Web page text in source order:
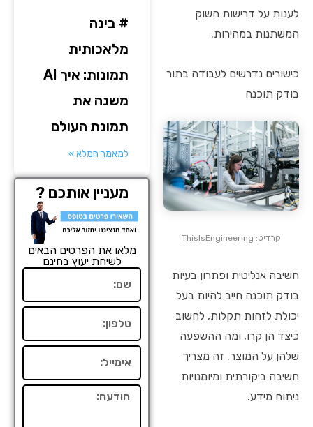
לענות על דרישות השוק
המשתנות במהירות.
כישורים נדרשים לעבודה בתור
בודק תוכנה
קרדיט: ThisIsEngineering
חשיבה אנליטית ופתרון בעיות
בודק תוכנה חייב להיות בעל
יכולת לזהות תקלות, לחשוב
כיצד הן קרו, ומה ההשפעה
שלהן על המוצר. זה מצריך
חשיבה ביקורתית ומיומנויות
ניתוח מידע.
# בינה
מלאכותית
תמונות: איך AI
משנה את
תמונת העולם
למאמר המלא »
מעניין אותכם ?
מלאו את הפרטים הבאים
לשיחת יעוץ בחינם
הודעה